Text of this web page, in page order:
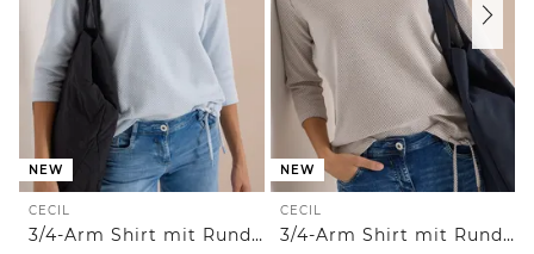
NEW
CECIL
3/4-Arm Shirt mit Rundhals und Struktur
NEW
CECIL
3/4-Arm Shirt mit Rundhals und Struktur